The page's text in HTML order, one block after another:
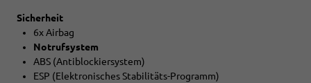
Sicherheit
6x Airbag
Notrufsystem
ABS (Antiblockiersystem)
ESP (Elektronisches Stabilitäts-Programm)